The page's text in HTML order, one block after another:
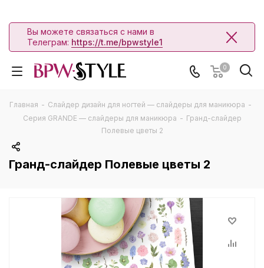
Вы можете связаться с нами в
Телеграм: https://t.me/bpwstyle1
0
Главная - Слайдер дизайн для ногтей — слайдеры для маникюра -
Серия GRANDE — слайдеры для маникюра - Гранд-слайдер
Полевые цветы 2
Гранд-слайдер Полевые цветы 2